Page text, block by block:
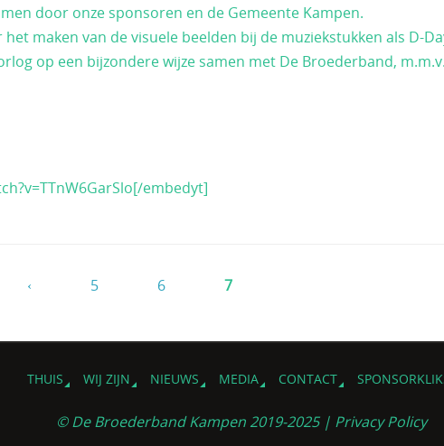
door onze sponsoren en de Gemeente Kampen.
maken van de visuele beelden bij de muziekstukken als D-
op een bijzondere wijze samen met De Broederband,
embedyt]
‹ 5 6 7
THUIS WIJ ZIJN NIEUWS MEDIA CONTACT
© De Broederband Kampen 2019-2025 | Privacy Policy